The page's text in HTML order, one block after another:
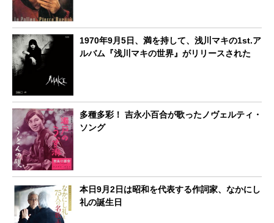
1970年9月5日、満を持して、浅川マキの1st.ア
ルバム『浅川マキの世界』がリリースされた
多種多彩！ 吉永小百合が歌ったノヴェルティ・
ソング
本日9月2日は昭和を代表する作詞家、なかにし
礼の誕生日